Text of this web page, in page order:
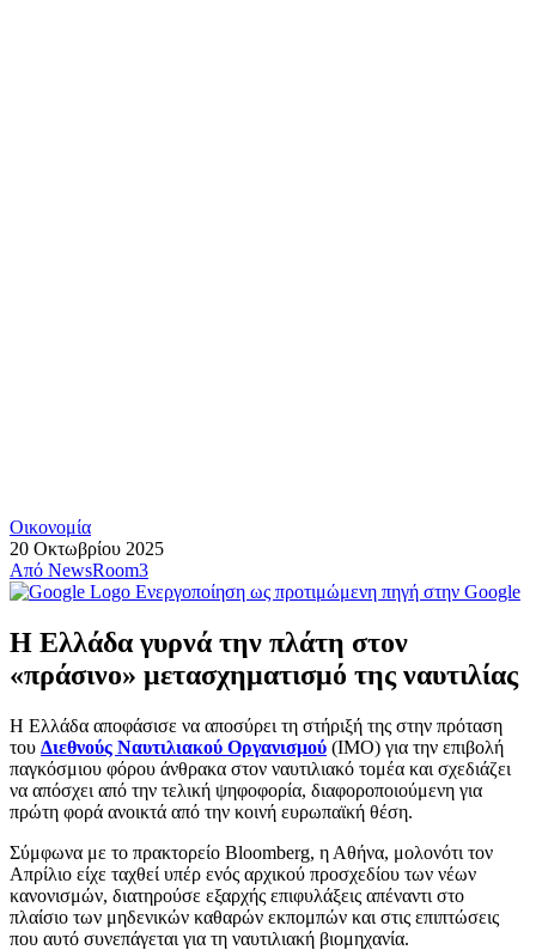
Οικονομία
20 Οκτωβρίου 2025
Από NewsRoom3
Ενεργοποίηση ως προτιμώμενη πηγή στην Google
Η Ελλάδα γυρνά την πλάτη στον
«πράσινο» μετασχηματισμό της ναυτιλίας
Η Ελλάδα αποφάσισε να αποσύρει τη στήριξή της στην πρόταση
του Διεθνούς Ναυτιλιακού Οργανισμού (ΙΜΟ) για την επιβολή
παγκόσμιου φόρου άνθρακα στον ναυτιλιακό τομέα και σχεδιάζει
να απόσχει από την τελική ψηφοφορία, διαφοροποιούμενη για
πρώτη φορά ανοικτά από την κοινή ευρωπαϊκή θέση.
Σύμφωνα με το πρακτορείο Bloomberg, η Αθήνα, μολονότι τον
Απρίλιο είχε ταχθεί υπέρ ενός αρχικού προσχεδίου των νέων
κανονισμών, διατηρούσε εξαρχής επιφυλάξεις απέναντι στο
πλαίσιο των μηδενικών καθαρών εκπομπών και στις επιπτώσεις
που αυτό συνεπάγεται για τη ναυτιλιακή βιομηχανία.